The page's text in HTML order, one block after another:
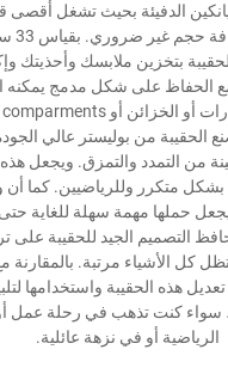
بحيث تشغل أقصى قدر ممكن من
المساحة دون إضافة حجم غير ضروري. بقياس 33 سم × 21 سم ×
ملابسك وأحذيتك وإكسسواراتك
شكل مدمج يمكنه الوضع بسهولة
في صناديق السيارات أو الخزائن أو comparments فوق المقاعد
عالي الجودة، مما يجعلها
ويجعل هذه الحقيبة رفيقًا
كما أن وزنها الخفيف
مهمة سهلة للغاية حتى عندما تكون
للحقيبة على ترتيب الأغراض
بالمقارنة مع الحقائب
واستخدامها لتلبية متطلبات
في رحلة عمل أو إلى الصالة
نزهة عائلية.